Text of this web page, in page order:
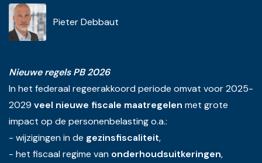
Pieter Debbaut
Nieuwe regels PB 2026
In het federaal regeerakkoord periode omvat voor 2025-
2029 veel nieuwe fiscale maatregelen met grote
impact op de personenbelasting o.a.:
- wijzigingen in de gezinsfiscaliteit,
- het fiscaal regime van onderhoudsuitkeringen,